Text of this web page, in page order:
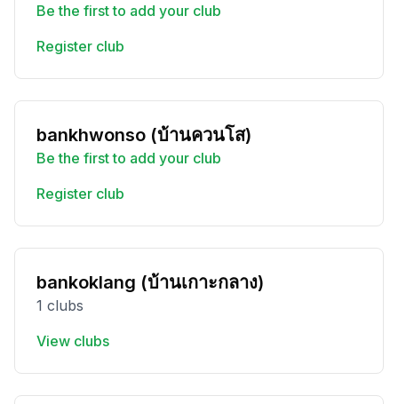
Be the first to add your club
Register club
bankhwonso (บ้านควนโส)
Be the first to add your club
Register club
bankoklang (บ้านเกาะกลาง)
1 clubs
View clubs